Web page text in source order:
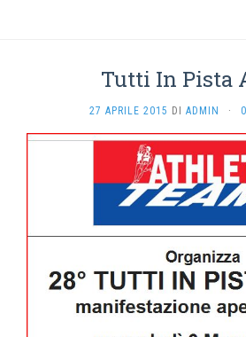
Tutti In Pista
27 APRILE 2015 DI ADMIN ·